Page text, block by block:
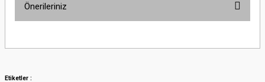
Önerileriniz
Etiketler :